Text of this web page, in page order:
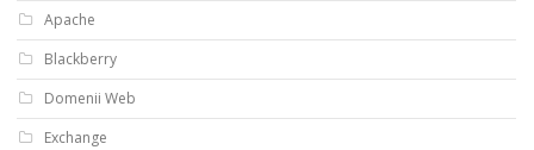
Apache
Blackberry
Domenii Web
Exchange